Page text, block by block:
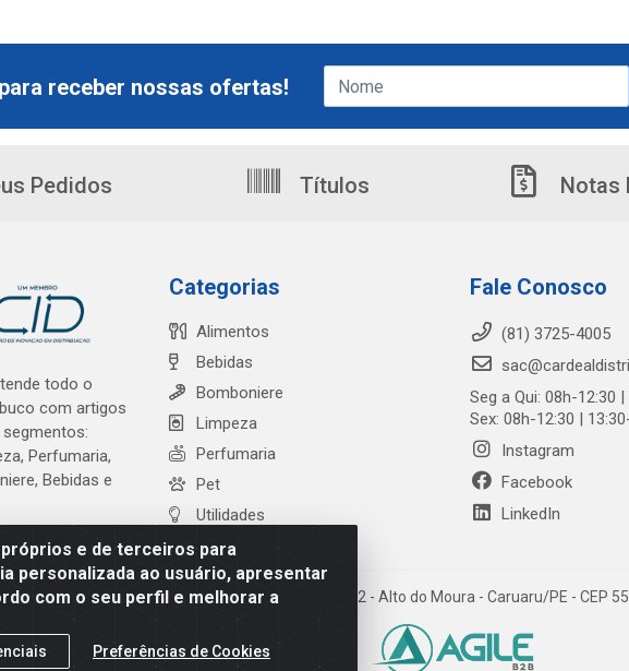
e de terceiros para
personalizada ao usuário, apresentar
com o seu perfil e melhorar a
Preferências de Cookies
receber nossas ofertas!
Pedidos Títulos Notas
todo o
com artigos
Perfumaria,
Bebidas e
Categorias
Alimentos
Bebidas
Bomboniere
Limpeza
Perfumaria
Pet
Utilidades
Fale Conosco
(81) 3725-4005
Seg a Qui: 08h-12:30
Sex: 08h-12:30 |
Instagram
Facebook
LinkedIn
Cardeal Distribuidora - Estrada Alto do Moura, 582 - Alto do Moura - Caruaru/PE - CEP